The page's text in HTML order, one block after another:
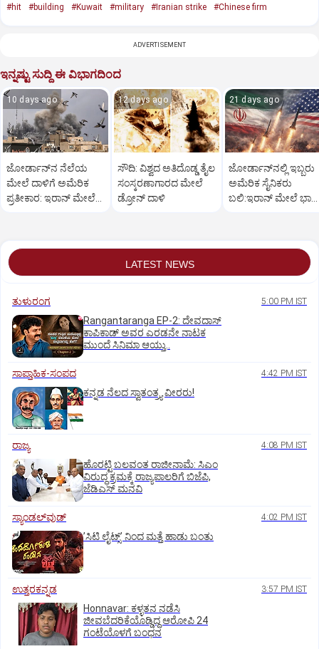
#hit #building #Kuwait #military #Iranian strike #Chinese firm
ADVERTISEMENT
ಇನ್ನಷ್ಟು ಸುದ್ದಿ ಈ ವಿಭಾಗದಿಂದ
10 days ago
ಜೋರ್ಡಾನ್‌ನ ನೆಲೆಯ
ಮೇಲೆ ದಾಳಿಗೆ ಅಮೆರಿಕ
ಪ್ರತೀಕಾರ: ಇರಾನ್ ಮೇಲೆ
12 days ago
ಸೌದಿ: ವಿಶ್ವದ ಅತಿದೊಡ್ಡ ತೈಲ
ಸಂಸ್ಕರಣಾಗಾರದ ಮೇಲೆ
ಡ್ರೋನ್ ದಾಳಿ
21 days ago
ಜೋರ್ಡಾನ್‌ನಲ್ಲಿ ಇಬ್ಬರು
ಅಮೆರಿಕ ಸೈನಿಕರು
ಬಲಿ:ಇರಾನ್ ಮೇಲೆ
LATEST NEWS
ತುಳುರಂಗ 5:00 PM IST
Rangantaranga EP-2: ದೇವದಾಸ್
ಕಾಪಿಕಾಡ್‌ ಅವರ ಎರಡನೇ ನಾಟಕ
ಮುಂದೆ ಸಿನಿಮಾ ಆಯ್ತು..
ಸಾಪ್ತಾಹಿಕ-ಸಂಪದ 4:42 PM IST
ಕನ್ನಡ ನೆಲದ ಸ್ವಾತಂತ್ರ್ಯ ವೀರರು!
ರಾಜ್ಯ 4:08 PM IST
ಹೊರಟ್ಟಿ ಬಲವಂತ ರಾಜೀನಾಮೆ: ಸಿಎಂ
ವಿರುದ್ಧ ಕ್ರಮಕ್ಕೆ ರಾಜ್ಯಪಾಲರಿಗೆ ಬಿಜೆಪಿ,
ಜೆಡಿಎಸ್ ಮನವಿ
ಸ್ಯಾಂಡಲ್‌ವುಡ್‌ 4:02 PM IST
ʼಸಿಟಿ ಲೈಟ್ಸ್‌ʼ ನಿಂದ ಮತ್ತೆ ಹಾಡು ಬಂತು
ಉತ್ತರಕನ್ನಡ 3:57 PM IST
Honnavar: ಕಳ್ಳತನ ನಡೆಸಿ
ಜೀವಬೆದರಿಕೆಯೊಡ್ಡಿದ್ದ ಆರೋಪಿ 24
ಗಂಟೆಯೊಳಗೆ ಬಂಧನ